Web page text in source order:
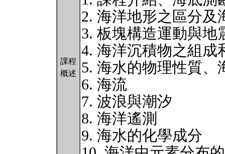
課程
概述
2. 海洋地形之區分及
3. 板塊構造運動與地
4. 海洋沉積物之組成
5. 海水的物理性質、
6. 海流
7. 波浪與潮汐
8. 海洋遙測
9. 海水的化學成分